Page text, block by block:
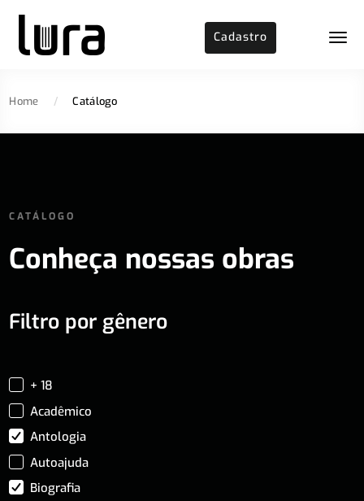
Cadastro
Home / Catálogo
CATÁLOGO
Conheça nossas obras
Filtro por gênero
+ 18
Acadêmico
Antologia
Autoajuda
Biografia